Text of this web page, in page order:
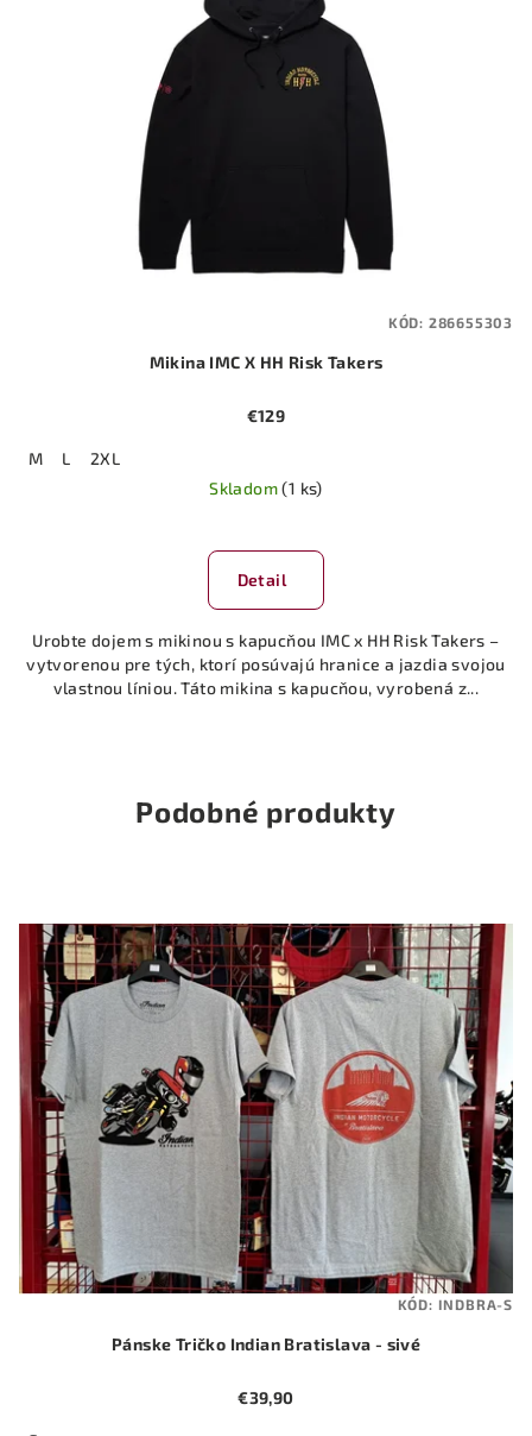
Mikina IMC X HH Risk Takers
€129
M L
2XL
Skladom(1 ks)
Detail
Urobte dojem s mikinou s kapucňou IMC x HH Risk Takers –
vytvorenou pre tých, ktorí posúvajú hranice a jazdia svojou
vlastnou líniou. Táto mikina s kapucňou, vyrobená z...
KÓD: 286655303
Podobné produkty
Pánske Tričko Indian Bratislava - sivé
€39,90
KÓD: INDBRA-S